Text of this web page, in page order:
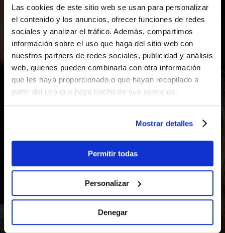
Las cookies de este sitio web se usan para personalizar
el contenido y los anuncios, ofrecer funciones de redes
sociales y analizar el tráfico. Además, compartimos
información sobre el uso que haga del sitio web con
nuestros partners de redes sociales, publicidad y análisis
web, quienes pueden combinarla con otra información
que les haya proporcionado o que hayan recopilado a
partir del uso que haya hecho de sus servicios.
Mostrar detalles
Permitir todas
Personalizar
Denegar
PERFIL ALUMINIO
50×37,5 NEGRO.
DESCUBRE LA LUMINARIA QUE
TRANSFORMA LA LUZ EN UNA
EXPERIENCIA DE DISEÑO Y
EFICIENCIA.
Asesoramiento técnico, estudios
luminotécnicos y soluciones a
medida para proyectos de